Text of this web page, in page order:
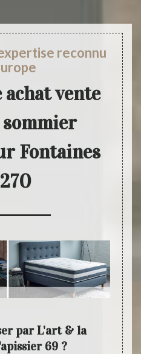
reconnu
vente
Fontaines
par L'art & la
69 ?